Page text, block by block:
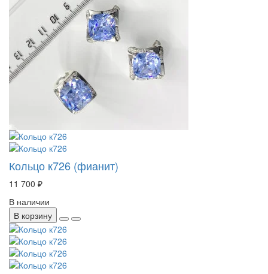
Кольцо к726 (фианит)
11 700 ₽
В наличии
В корзину